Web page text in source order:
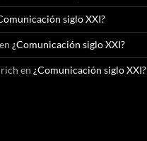
siglo XXI?
en ¿Comunicación siglo XXI?
en ¿Comunicación siglo XXI?